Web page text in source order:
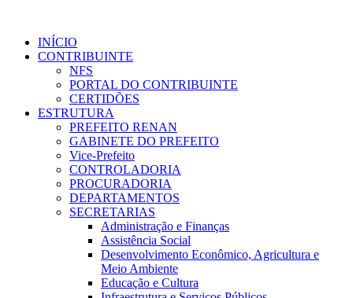
INÍCIO
CONTRIBUINTE
NFS
PORTAL DO CONTRIBUINTE
CERTIDÕES
ESTRUTURA
PREFEITO RENAN
GABINETE DO PREFEITO
Vice-Prefeito
CONTROLADORIA
PROCURADORIA
DEPARTAMENTOS
SECRETARIAS
Administração e Finanças
Assistência Social
Desenvolvimento Econômico, Agricultura e
Meio Ambiente
Educação e Cultura